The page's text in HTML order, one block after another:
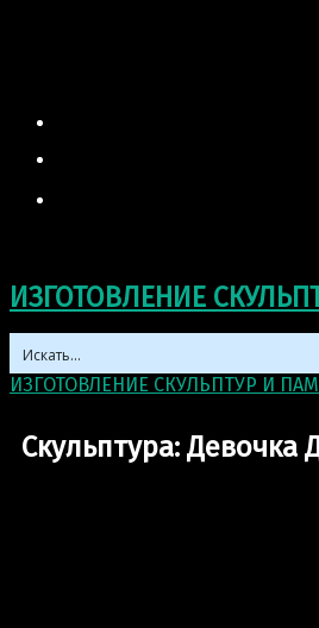
ИЗГОТОВЛЕНИЕ
ИЗГОТОВЛЕНИЕ СКУЛЬПТУР И
Скульптура: Девочка